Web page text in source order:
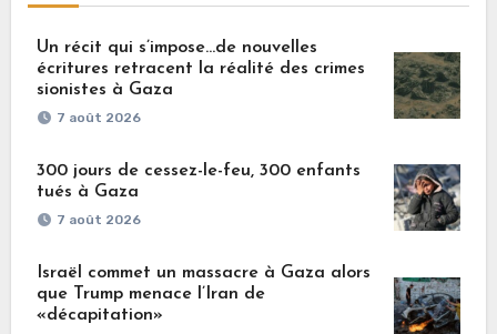
Un récit qui s’impose…de nouvelles
écritures retracent la réalité des crimes
sionistes à Gaza
7 août 2026
300 jours de cessez-le-feu, 300 enfants
tués à Gaza
7 août 2026
Israël commet un massacre à Gaza alors
que Trump menace l’Iran de
«décapitation»